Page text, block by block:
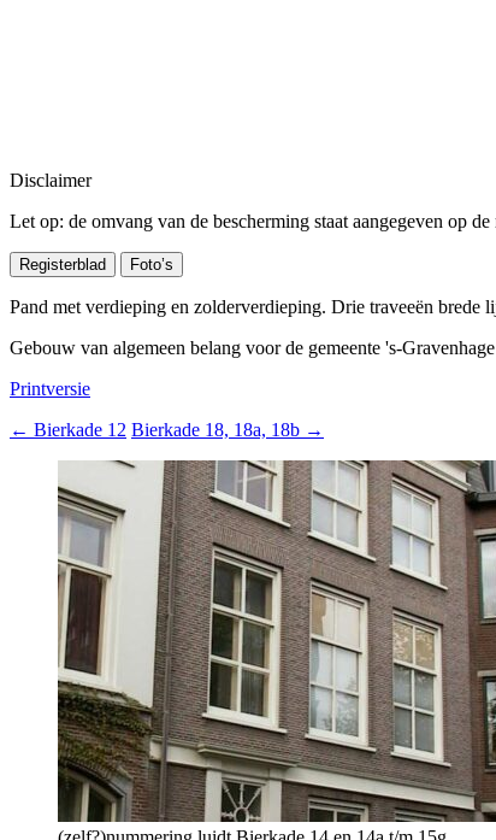
Disclaimer
Let op: de omvang van de bescherming staat aangegeven op
Registerblad Foto’s
Pand met verdieping en zolderverdieping. Drie traveeën
Gebouw van algemeen belang voor de gemeente 's-
Printversie
← Bierkade 12 Bierkade 18, 18a, 18b →